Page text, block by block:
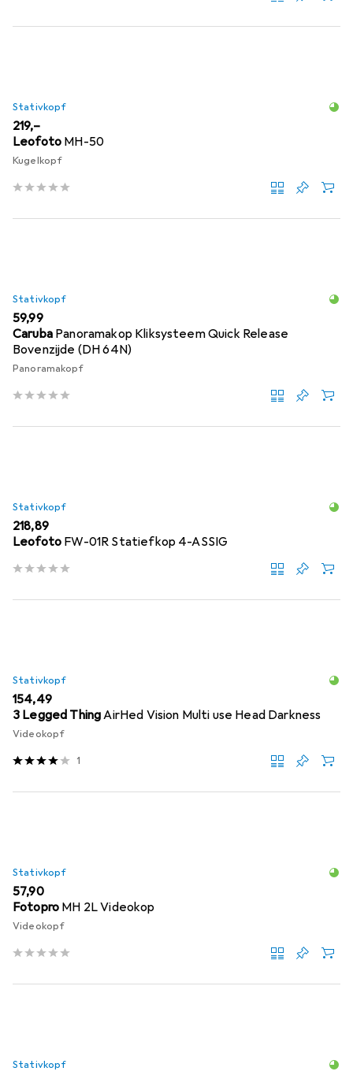
Stativkopf
EUR
219,–
Leofoto MH-50
Kugelkopf
Stativkopf
EUR
59,99
Caruba Panoramakop Kliksysteem Quick Release
Bovenzijde (DH 64N)
Panoramakopf
Stativkopf
EUR
218,89
Leofoto FW-01R Statiefkop 4-ASSIG
Stativkopf
EUR
154,49
3 Legged ThingAirHed Vision Multi use Head Darkness
Videokopf
1
Stativkopf
EUR
57,90
Fotopro MH 2L Videokop
Videokopf
Stativkopf